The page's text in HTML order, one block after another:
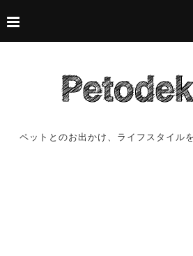
ペットとのお出かけ、ライフスタイル